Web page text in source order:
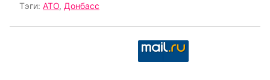
Тэги: АТО, Донбасс